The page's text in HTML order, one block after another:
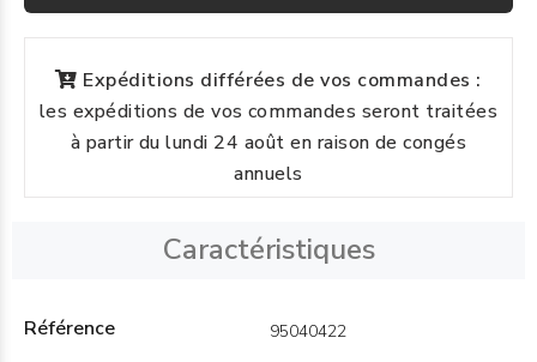
Expéditions différées de vos commandes :
les expéditions de vos commandes seront traitées
à partir du lundi 24 août en raison de congés
annuels
Caractéristiques
Référence 95040422